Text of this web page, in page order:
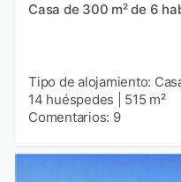
Casa de 300 m² de 6
Tipo de alojamiento:
14 huéspedes
515 m²
Comentarios: 9